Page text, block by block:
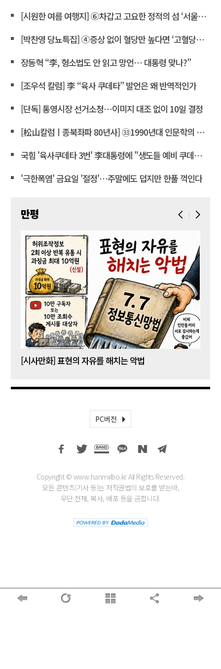
[시원한 여름 여행지] ⑥차갑고 고요한 정적의 섬 ‘서울시립미술관’
[박찬영 당뇨특집] ④증상 없이 혈당만 높다면 ‘고혈당증’으로 불러야
장동혁 “李, 형소법도 안 읽고 망언… 대통령 맞나?”
[조우석 칼럼] 李 “육사 쿠데타” 발언은 왜 반역적인가
[단독] 통영시장 선거소청…이미지 대조 없이 10일 결정
[松山칼럼ㅣ종북좌파 80년사] ㉝1990년대 인문학의 좌경화
국힘 '육사쿠데타 3번' 李대통령에 "생도들 예비 쿠데타세력 몰아"
'극한폭염' 금요일 '절정'…주말에도 덥지만 한풀 꺽인다
만평
[시사만화] 표현의 자유를 해치는 악법
PC버전
Copyright © www.hanmiilbo.kr All Rights Reserved.
모든 콘텐츠(기사 등)는 저작권법의 보호를 받는바,
무단 전재, 복사, 배포 등을 금합니다.